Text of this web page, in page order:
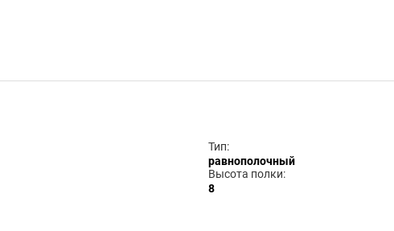
Тип:
равнополочный
Высота полки:
8